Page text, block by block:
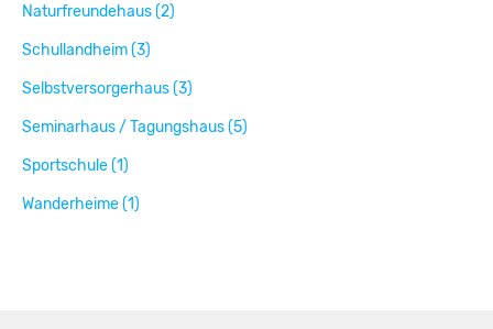
Naturfreundehaus (2)
Schullandheim (3)
Selbstversorgerhaus (3)
Seminarhaus / Tagungshaus (5)
Sportschule (1)
Wanderheime (1)